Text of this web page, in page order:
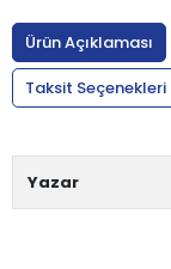
Ürün Açıklaması
Taksit Seçenekleri
Yazar